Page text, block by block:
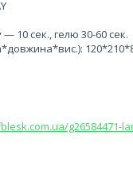
— 10 сек., гелю 30-60 сек.
g26584471-